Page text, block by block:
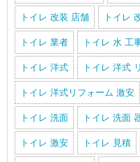
トイレ 改装 店舗 トイレ
トイレ 業者 トイレ 水 工
トイレ 洋式 トイレ 洋式
トイレ 洋式リフォーム 激安
トイレ 洗面 トイレ 洗面
トイレ 激安 トイレ 見積